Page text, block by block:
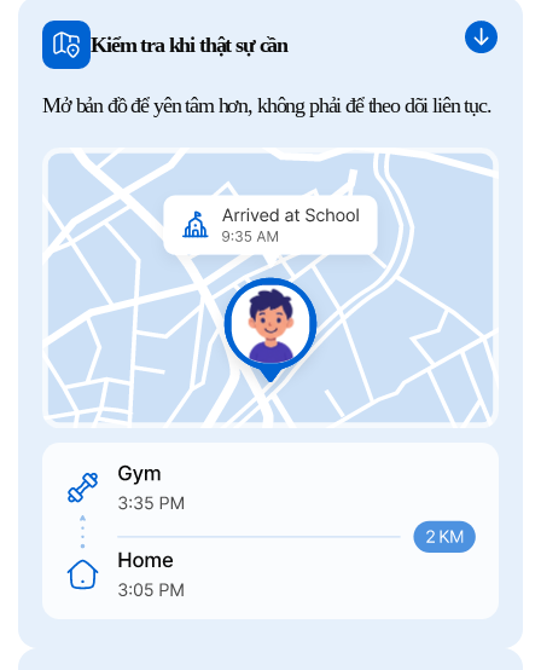
Kiểm tra khi thật sự cần
Mở bản đồ để yên tâm hơn, không phải để theo dõi liên tục.